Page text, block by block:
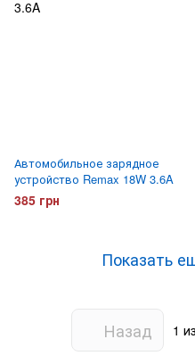
Автомобильное зарядное
устройство Remax 18W 3.6A
385 грн
Показать
Назад 1